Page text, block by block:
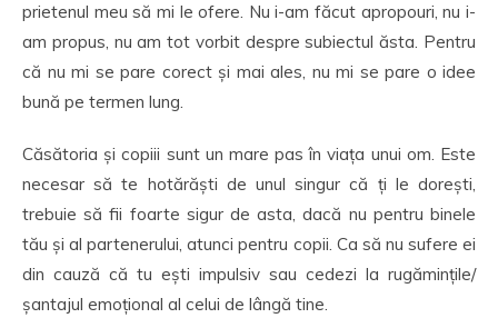
prietenul meu să mi le ofere. Nu i-am făcut apropouri, nu i-
am propus, nu am tot vorbit despre subiectul ăsta. Pentru
că nu mi se pare corect și mai ales, nu mi se pare o idee
bună pe termen lung.
Căsătoria și copiii sunt un mare pas în viața unui om. Este
necesar să te hotărăști de unul singur că ți le dorești,
trebuie să fii foarte sigur de asta, dacă nu pentru binele
tău și al partenerului, atunci pentru copii. Ca să nu sufere ei
din cauză că tu ești impulsiv sau cedezi la rugămințile/
șantajul emoțional al celui de lângă tine.